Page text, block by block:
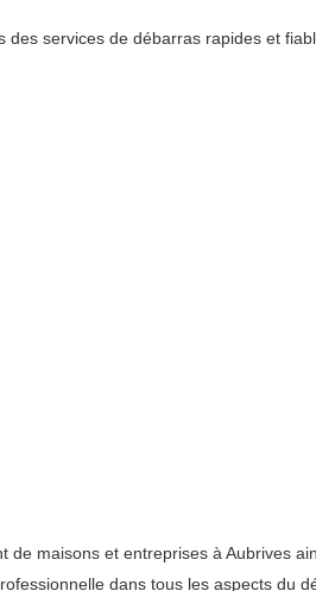
services de débarras rapides et
maisons et entreprises à Aubrives
dans tous les aspects du